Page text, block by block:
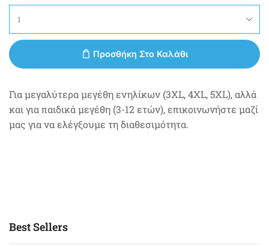
Προσθήκη Στο Καλάθι
Για μεγαλύτερα μεγέθη ενηλίκων (3XL, 4XL, 5XL), αλλά
και για παιδικά μεγέθη (3-12 ετών), επικοινωνήστε μαζί
μας για να ελέγξουμε τη διαθεσιμότητα.
Best Sellers